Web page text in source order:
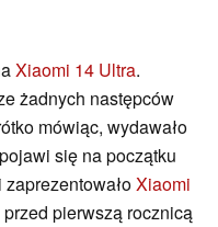
Xiaomi 14 Ultra.
żadnych następców
mówiąc, wydawało
się na początku
Xiaomi
pierwszą rocznicą